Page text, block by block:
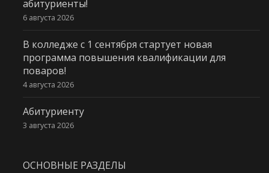
абитуриенты!
6 августа 2026
В колледже с 1 сентября стартует новая
программа повышения квалификации для
поваров!
4 августа 2026
Абитуриенту
3 августа 2026
ОСНОВНЫЕ РАЗДЕЛЫ